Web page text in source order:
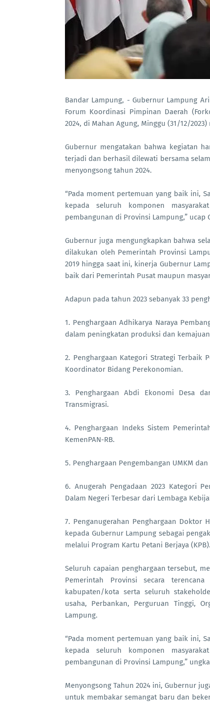
Bandar Lampung, - Gubernur Lampung
Forum Koordinasi Pimpinan Daerah
2024, di Mahan Agung, Minggu (31/12/2023)
Gubernur mengatakan bahwa kegiatan
terjadi dan berhasil dilewati bersama
menyongsong tahun 2024.
“Pada moment pertemuan yang baik ini,
kepada seluruh komponen
pembangunan di Provinsi Lampung,” ucap
Gubernur juga mengungkapkan bahwa
dilakukan oleh Pemerintah Provinsi
2019 hingga saat ini, kinerja Gubernur
baik dari Pemerintah Pusat maupun
Adapun pada tahun 2023 sebanyak 33
1. Penghargaan Adhikarya Naraya
dalam peningkatan produksi dan
2. Penghargaan Kategori Strategi Terbaik
Koordinator Bidang Perekonomian.
3. Penghargaan Abdi Ekonomi Desa
Transmigrasi.
4. Penghargaan Indeks Sistem
KemenPAN-RB.
5. Penghargaan Pengembangan UMKM
6. Anugerah Pengadaan 2023 Kategori
Dalam Negeri Terbesar dari Lembaga
7. Penganugerahan Penghargaan Doktor
kepada Gubernur Lampung sebagai
melalui Program Kartu Petani Berjaya (KPB).
Seluruh capaian penghargaan tersebut,
Pemerintah Provinsi secara
kabupaten/kota serta seluruh
usaha, Perbankan, Perguruan Tinggi,
Lampung.
“Pada moment pertemuan yang baik ini,
kepada seluruh komponen
pembangunan di Provinsi Lampung,”
Menyongsong Tahun 2024 ini, Gubernur
untuk membakar semangat baru dan